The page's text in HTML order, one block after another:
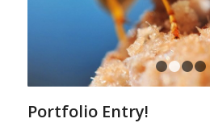
Portfolio Entry!